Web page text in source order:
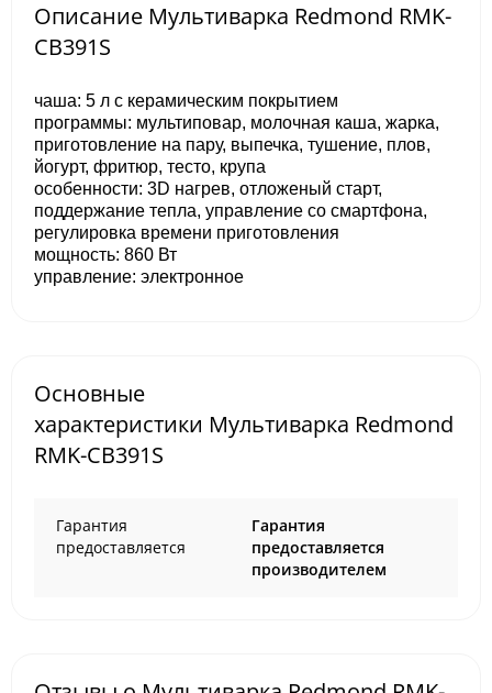
Описание Мультиварка Redmond RMK-
CB391S
чаша: 5 л с керамическим покрытием
программы: мультиповар, молочная каша, жарка,
приготовление на пару, выпечка, тушение, плов,
йогурт, фритюр, тесто, крупа
особенности: 3D нагрев, отложеный старт,
поддержание тепла, управление со смартфона,
регулировка времени приготовления
мощность: 860 Вт
управление: электронное
Основные
характеристики Мультиварка Redmond
RMK-CB391S
Гарантия
предоставляется
Гарантия
предоставляется
производителем